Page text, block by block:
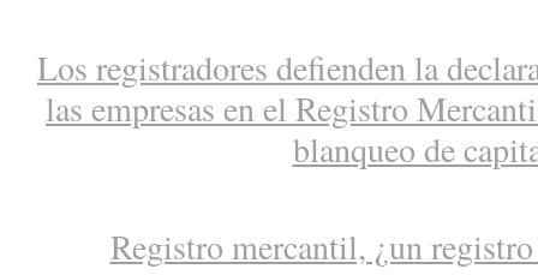
Los registradores defienden la
las empresas en el Registro
blanqueo de
Registro mercantil, ¿un